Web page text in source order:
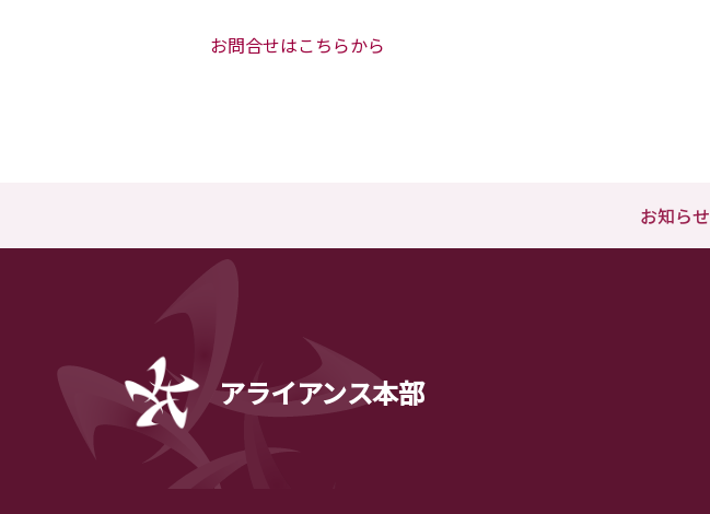
お問合せはこちらから
お知らせ
アライアンス本部